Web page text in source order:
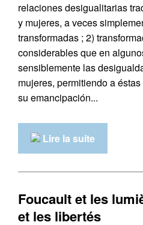
relaciones desigualitarias
y mujeres, a veces
transformadas ; 2)
considerables que en
sensiblemente las
mujeres, permitiendo a
su emancipación...
Lire la suite
Foucault et les
et les libertés